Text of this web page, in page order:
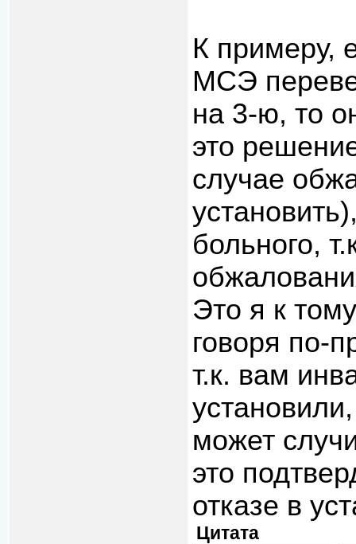
К примеру,
МСЭ
на 3-ю, то
это
случае
больного,
Это я к
говоря по-
т.к. вам
может
это
отказе в
Цитата